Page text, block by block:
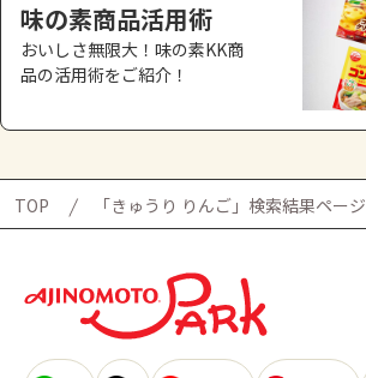
味の素商品活用術
おいしさ無限大！味の素KK商
品の活用術をご紹介！
TOP 「きゅうり りんご」検索結果ページ